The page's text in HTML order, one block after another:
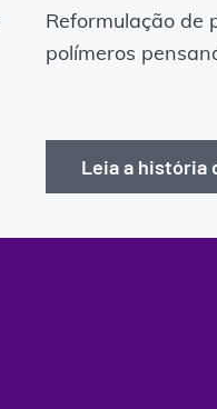
Reformulação de
polímeros
Leia a história